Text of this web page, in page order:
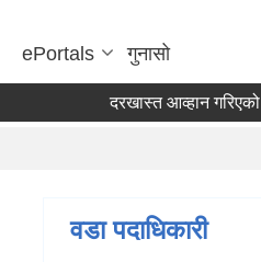
ePortals गुनासो
दरखास्त आव्हान गरिएको
वडा पदाधिकारी